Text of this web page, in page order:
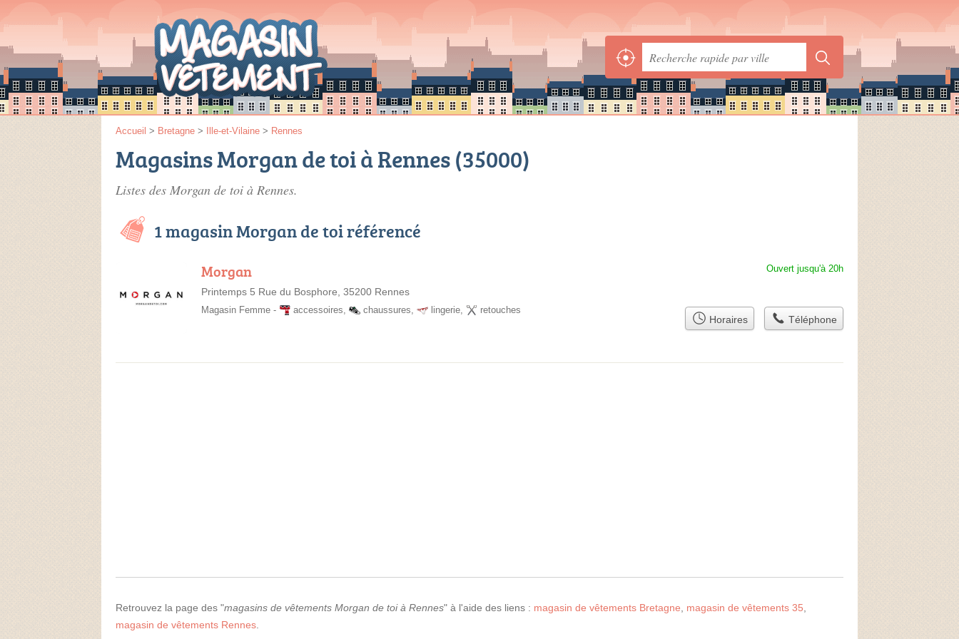
Accueil > Bretagne > Ille-et-Vilaine > Rennes
Magasins Morgan de toi à Rennes (35000)
Listes des Morgan de toi à Rennes.
1 magasin Morgan de toi référencé
Morgan
Printemps 5 Rue du Bosphore, 35200 Rennes
Ouvert jusqu'à 20h
Magasin Femme - accessoires, chaussures, lingerie, retouches
Horaires Téléphone
Retrouvez la page des "magasins de vêtements Morgan de toi à Rennes" à l'aide des liens : magasin de vêtements Bretagne magasin de vêtements 35
magasin de vêtements Rennes